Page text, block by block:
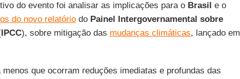
do evento foi analisar as implicações para o Brasil e o
do novo relatóriodo Painel Intergovernamental sobre
IPCC), sobre mitigação das mudanças climáticas, lançado em
que ocorram reduções imediatas e profundas das